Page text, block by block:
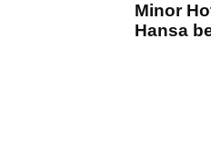
Minor
Hansa